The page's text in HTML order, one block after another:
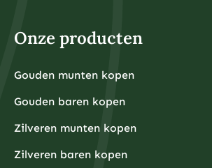
Onze producten
Gouden munten kopen
Gouden baren kopen
Zilveren munten kopen
Zilveren baren kopen